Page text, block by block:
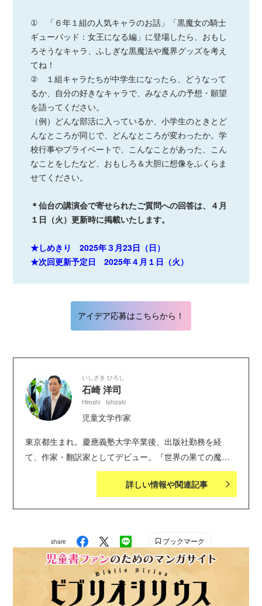
① 「６年１組の人気キャラのお話」「黒魔女の騎士
ギューバッド：女王になる編」に登場したら、おもし
ろそうなキャラ、ふしぎな黒魔法や魔界グッズを考え
てね！
② １組キャラたちが中学生になったら、どうなって
るか、自分の好きなキャラで、みなさんの予想・願望
を語ってください。
（例）どんな部活に入っているか、小学生のときとど
んなところが同じで、どんなところが変わったか。学
校行事やプライベートで、こんなことがあった、こん
なことをしたなど、おもしろ＆大胆に想像をふくらま
せてください。
＊仙台の講演会で寄せられたご質問への回答は、４月
１日（火）更新時に掲載いたします。
★しめきり 2025年３月23日（日）
★次回更新予定日 2025年４月１日（火）
アイデア応募はこちらから！
いしざき ひろし
石崎 洋司
Hiroshi Ishizaki
児童文学作家
東京都生まれ。慶應義塾大学卒業後、出版社勤務を経
て、作家・翻訳家としてデビュー。『世界の果ての魔女
学校』（講談社）で第50回野間児童文芸賞、第37回日本
児童文芸家協会賞を受賞。「黒魔女さんが通る!!」シリー
詳しい情報や関連記事
share ブックマーク